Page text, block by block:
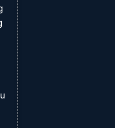
lên):
năng cách nhiệt và
vực sản xuất có